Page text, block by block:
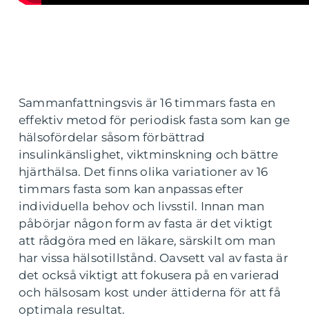
Sammanfattningsvis är 16 timmars fasta en
effektiv metod för periodisk fasta som kan ge
hälsofördelar såsom förbättrad
insulinkänslighet, viktminskning och bättre
hjärthälsa. Det finns olika variationer av 16
timmars fasta som kan anpassas efter
individuella behov och livsstil. Innan man
påbörjar någon form av fasta är det viktigt
att rådgöra med en läkare, särskilt om man
har vissa hälsotillstånd. Oavsett val av fasta är
det också viktigt att fokusera på en varierad
och hälsosam kost under ättiderna för att få
optimala resultat.